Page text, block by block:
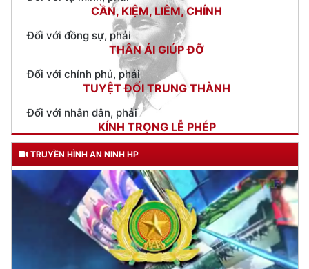
Mô hình “Câu lạc bộ nghiệp vụ An ninh Kinh tế" tổ chức nghiên
cứu, quán triệt các văn bản quy phạm pháp luật
14:42)